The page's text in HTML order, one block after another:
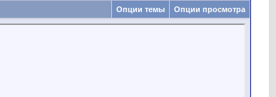
Опции темы Опции просмотра